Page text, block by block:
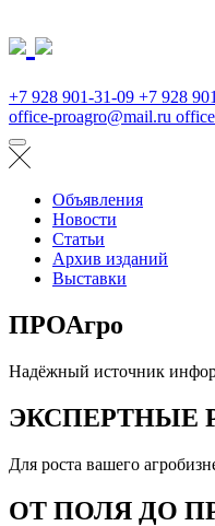
+7 928 901-31-09 +7 928
office-proagro@mail.ru
Объявления
Новости
Статьи
Архив изданий
Выставки
ПРОАгро
Надёжный источник
ЭКСПЕРТНЫЕ
Для роста вашего
ОТ ПОЛЯ ДО